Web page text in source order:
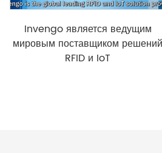
Invengo является ведущим
мировым поставщиком
RFID и IoT